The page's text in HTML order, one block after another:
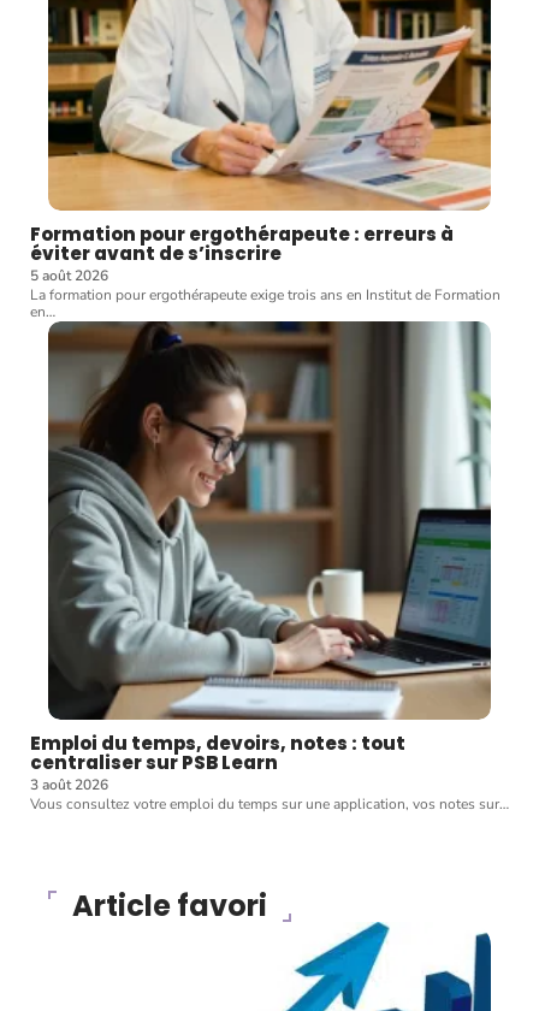
Formation pour ergothérapeute : erreurs à
éviter avant de s’inscrire
5 août 2026
La formation pour ergothérapeute exige trois ans en Institut de Formation
en…
Emploi du temps, devoirs, notes : tout
centraliser sur PSB Learn
3 août 2026
Vous consultez votre emploi du temps sur une application, vos notes sur…
Article favori